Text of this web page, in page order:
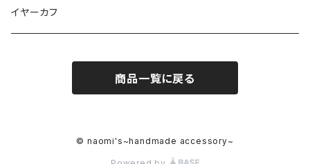
イヤーカフ
商品一覧に戻る
© naomi's~handmade accessory~